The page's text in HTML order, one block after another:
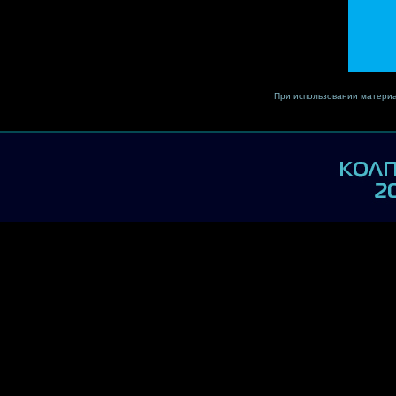
При использовании